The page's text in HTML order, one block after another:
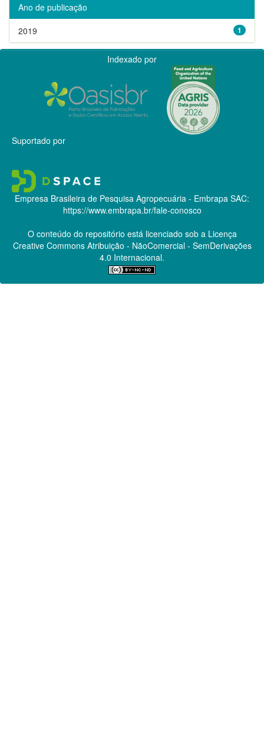
Ano de publicação
1
2019
Indexado por
Suportado por
Empresa Brasileira de Pesquisa Agropecuária - Embrapa SAC:
https://www.embrapa.br/fale-conosco
O conteúdo do repositório está licenciado sob a Licença
Creative CommonsAtribuição - NãoComercial - SemDerivações
4.0 Internacional.